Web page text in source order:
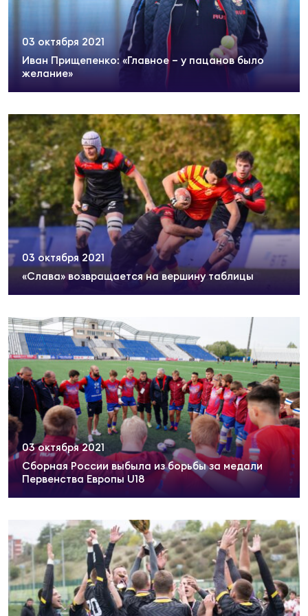
Зал
Иван Прищепенко: «Главное – у пацанов было
желание»
03 октября 2021
«Слава» возвращается на вершину таблицы
03 октября 2021
Сборная России выбыла из борьбы за медали
Первенства Европы U18
03 октября 2021